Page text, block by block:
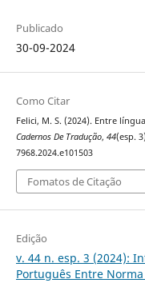
Publicado
30-09-2024
Como Citar
Felici, M. S. (2024). Entre
Cadernos De Tradução, 44(esp.
7968.2024.e101503
Fomatos de Citação
Edição
v. 44 n. esp. 3 (2024):
Português Entre